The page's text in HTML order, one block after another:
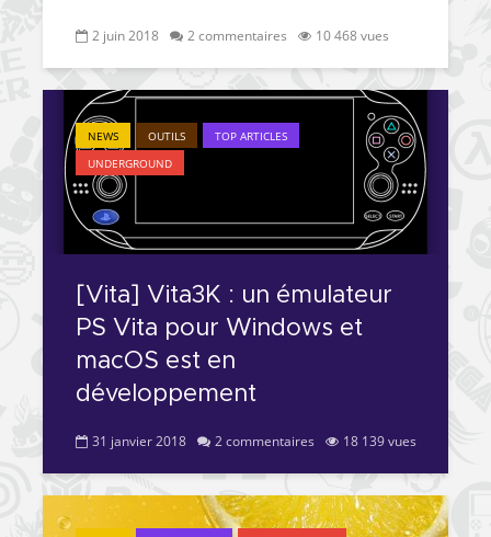
2 juin 2018 2 commentaires 10 468 vues
NEWS OUTILS
TOP ARTICLES
UNDERGROUND
[Vita] Vita3K : un émulateur
PS Vita pour Windows et
macOS est en
développement
31 janvier 2018 2 commentaires 18 139 vues